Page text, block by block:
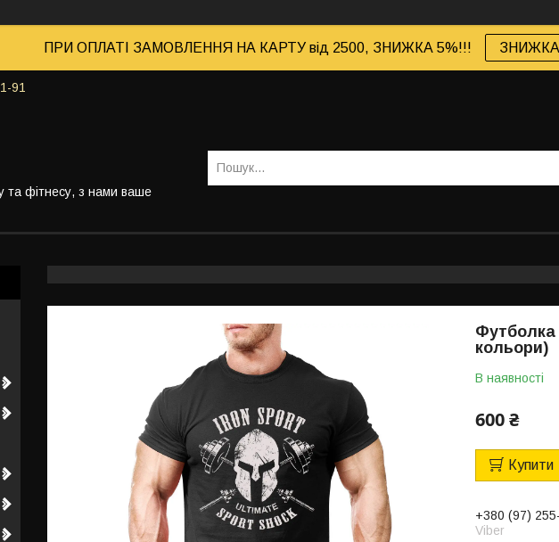
ПРИ ОПЛАТІ ЗАМОВЛЕННЯ НА КАРТУ від 2500, ЗНИЖКА 5%!!! ЗНИЖКА
91
та фітнесу, з нами ваше
Футболка
кольори)
В наявності
600 ₴
Купити
+380 (97)
Viber